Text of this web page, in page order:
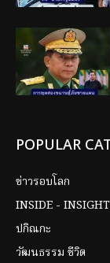
POPULAR
ข่าวรอบโลก
INSIDE - INSIGHT
ปกิณกะ
วัฒนธรรม ชีวิต